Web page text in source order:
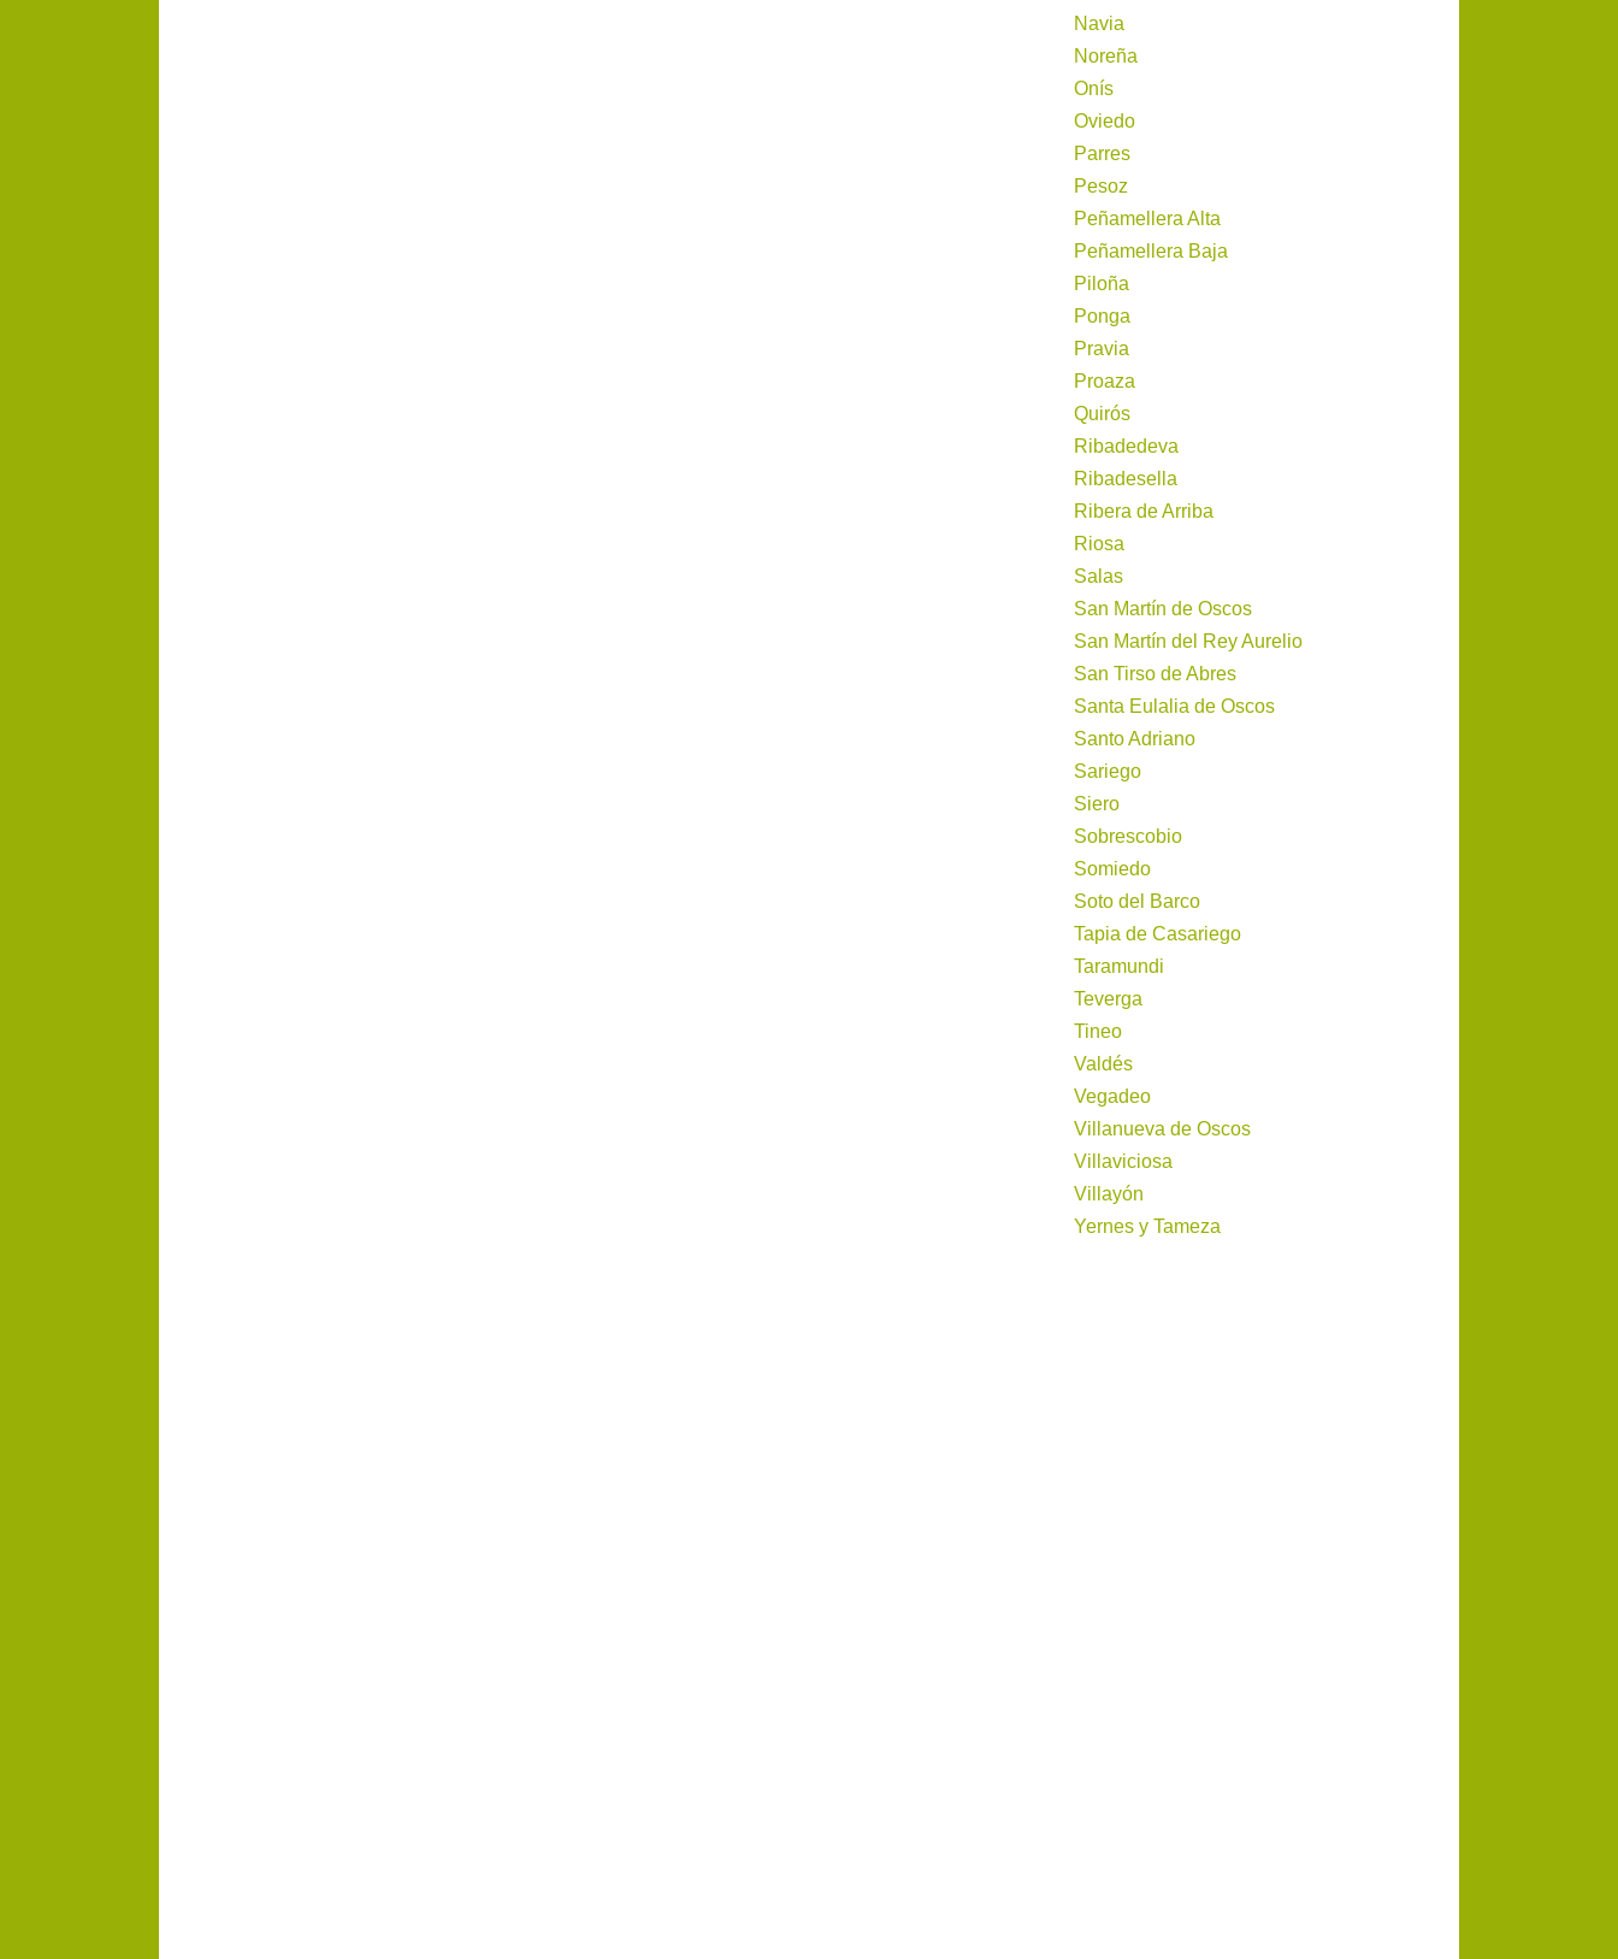
Navia
Noreña
Onís
Oviedo
Parres
Pesoz
Peñamellera Alta
Peñamellera Baja
Piloña
Ponga
Pravia
Proaza
Quirós
Ribadedeva
Ribadesella
Ribera de Arriba
Riosa
Salas
San Martín de Oscos
San Martín del Rey Aurelio
San Tirso de Abres
Santa Eulalia de Oscos
Santo Adriano
Sariego
Siero
Sobrescobio
Somiedo
Soto del Barco
Tapia de Casariego
Taramundi
Teverga
Tineo
Valdés
Vegadeo
Villanueva de Oscos
Villaviciosa
Villayón
Yernes y Tameza